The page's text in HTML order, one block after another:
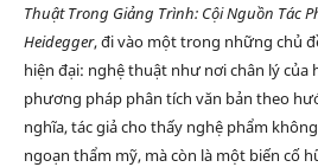
Thuật Trong Giảng Trình: Cội Nguồn Tác
Heidegger, đi vào một trong những chủ
hiện đại: nghệ thuật như nơi chân lý của
phương pháp phân tích văn bản theo
nghĩa, tác giả cho thấy nghệ phẩm
ngoạn thẩm mỹ, mà còn là một biến cố